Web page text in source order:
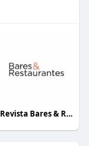
Revista Bares & Restaurantes